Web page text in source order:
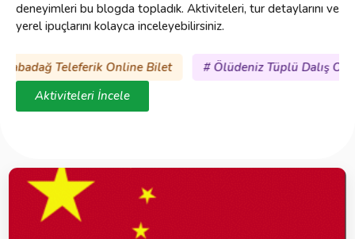
deneyimleri bu blogda topladık. Aktiviteleri, tur detaylarını ve
yerel ipuçlarını kolayca inceleyebilirsiniz.
Online Bilet
# Ölüdeniz Tüplü Dalış Online
Aktiviteleri İncele